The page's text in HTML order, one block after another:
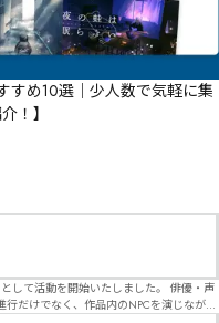
すめ10選｜少人数で気軽に集
！】
動を開始いたしました。 俳優・声
だけでなく、作品内のNPCを演じなが